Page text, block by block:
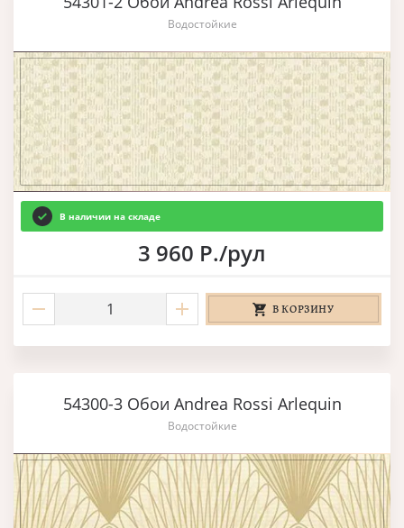
Водостойкие
В наличии на складе
3 960 Р./рул
В КОРЗИНУ
54300-3 Обои Andrea Rossi Arlequin
Водостойкие